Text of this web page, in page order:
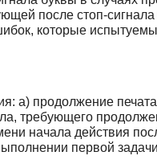
после стоп-
которые
а) продолжение
требующего
начала действия
первой